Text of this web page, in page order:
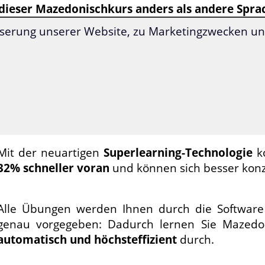
Mazedonischkurs anders als andere
Lernzeit: nur17 Minuten pro Tag.
der neuartigen Superlearning-Technologie
schneller voran und können sich besser
Übungen werden Ihnen durch die
vorgegeben: Dadurch lernen Sie
und höchsteffizient durch.
unserer Website, zu Marketingzwecken